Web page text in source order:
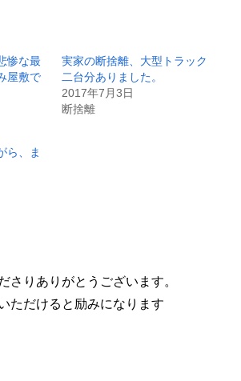
惨な最
屋敷で
実家の断捨離、大型トラック
二台分ありました。
2017年7月3日
断捨離
ら、ま
さりありがとうございます。
ただけると励みになります